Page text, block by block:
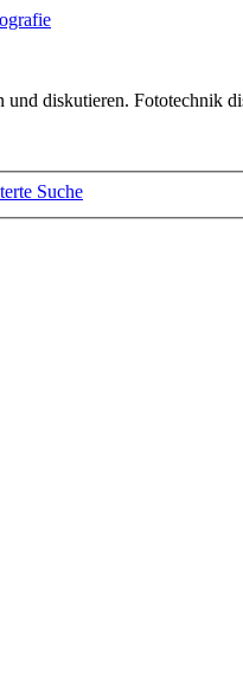
diskutieren. Fototechnik
Suche